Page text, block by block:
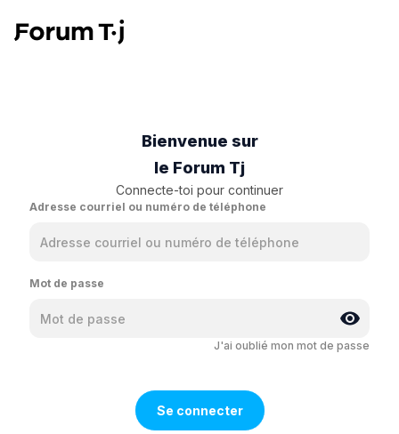
Bienvenue sur
le Forum Tj
Connecte-toi pour continuer
Adresse courriel ou numéro de téléphone
Mot de passe
J'ai oublié mon mot de passe